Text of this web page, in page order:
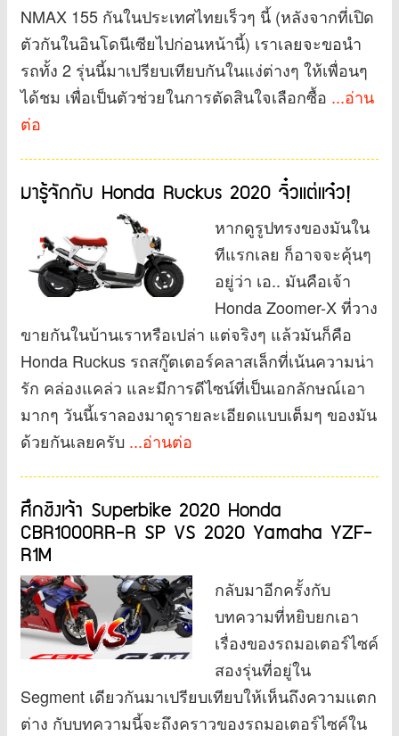
NMAX 155 กันในประเทศไทยเร็วๆ นี้ (หลังจากที่เปิด
ตัวกันในอินโดนีเซียไปก่อนหน้านี้) เราเลยจะขอนำ
รถทั้ง 2 รุ่นนี้มาเปรียบเทียบกันในแง่ต่างๆ ให้เพื่อนๆ
ได้ชม เพื่อเป็นตัวช่วยในการตัดสินใจเลือกซื้อ ...อ่าน
ต่อ
มารู้จักกับ Honda Ruckus 2020 จิ๋วแต่แจ๋ว!
หากดูรูปทรงของมันใน
ทีแรกเลย ก็อาจจะคุ้นๆ
อยู่ว่า เอ.. มันคือเจ้า
Honda Zoomer-X ที่วาง
ขายกันในบ้านเราหรือเปล่า แต่จริงๆ แล้วมันก็คือ
Honda Ruckus รถสกู๊ตเตอร์คลาสเล็กที่เน้นความน่า
รัก คล่องแคล่ว และมีการดีไซน์ที่เป็นเอกลักษณ์เอา
มากๆ วันนี้เราลองมาดูรายละเอียดแบบเต็มๆ ของมัน
ด้วยกันเลยครับ ...อ่านต่อ
ศึกชิงเจ้า Superbike 2020 Honda
CBR1000RR-R SP VS 2020 Yamaha YZF-
R1M
กลับมาอีกครั้งกับ
บทความที่หยิบยกเอา
เรื่องของรถมอเตอร์ไซค์
สองรุ่นที่อยู่ใน
Segment เดียวกันมาเปรียบเทียบให้เห็นถึงความแตก
ต่าง กับบทความนี้จะถึงคราวของรถมอเตอร์ไซค์ใน